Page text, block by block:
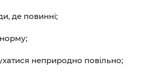
де повинні;
неприродно повільно;